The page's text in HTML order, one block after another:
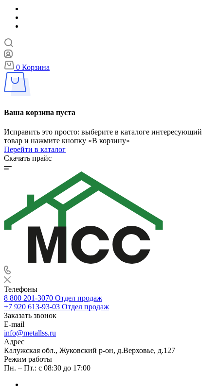
0 Корзина
Ваша корзина пуста
Исправить это просто: выберите в каталоге интересующий
товар и нажмите кнопку «В корзину»
Перейти в каталог
Скачать прайс
Телефоны
8 800 201-3070 Отдел продаж
+7 920 613-93-03 Отдел продаж
Заказать звонок
E-mail
info@metallss.ru
Адрес
Калужская обл., Жуковский р-он, д.Верховье, д.127
Режим работы
Пн. – Пт.: с 08:30 до 17:00